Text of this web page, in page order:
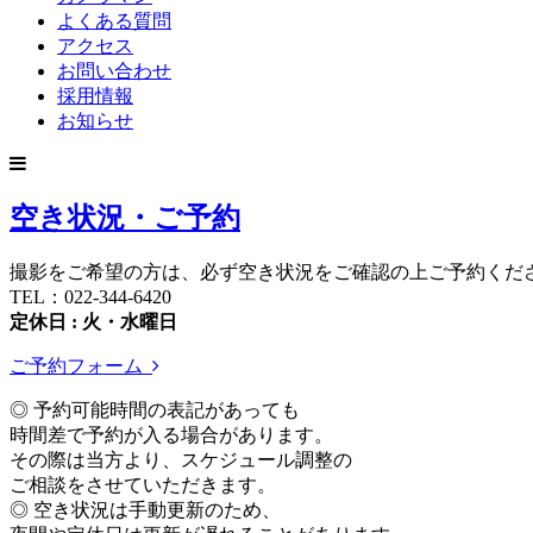
よくある質問
アクセス
お問い合わせ
採用情報
お知らせ
空き状況・ご予約
撮影をご希望の方は、必ず空き状況をご確認の上ご予約くだ
TEL：022-344-6420
定休日 : 火・水曜日
ご予約フォーム
◎ 予約可能時間の表記があっても
時間差で予約が入る場合があります。
その際は当方より、スケジュール調整の
ご相談をさせていただきます。
◎ 空き状況は手動更新のため、